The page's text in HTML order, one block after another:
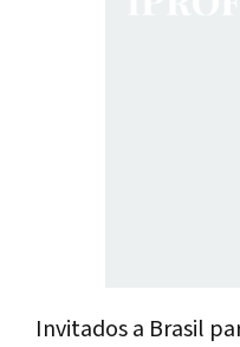
Invitados a Brasil